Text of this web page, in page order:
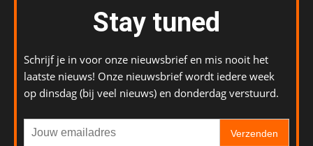
Stay tuned
Schrijf je in voor onze nieuwsbrief en mis nooit het
laatste nieuws! Onze nieuwsbrief wordt iedere week
op dinsdag (bij veel nieuws) en donderdag verstuurd.
Verzenden